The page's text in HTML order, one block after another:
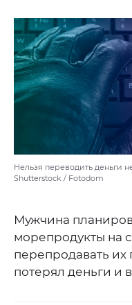
Нельзя переводить деньги
Shutterstock / Fotodom
Мужчина
морепродукты на
перепродавать
потерял деньги и